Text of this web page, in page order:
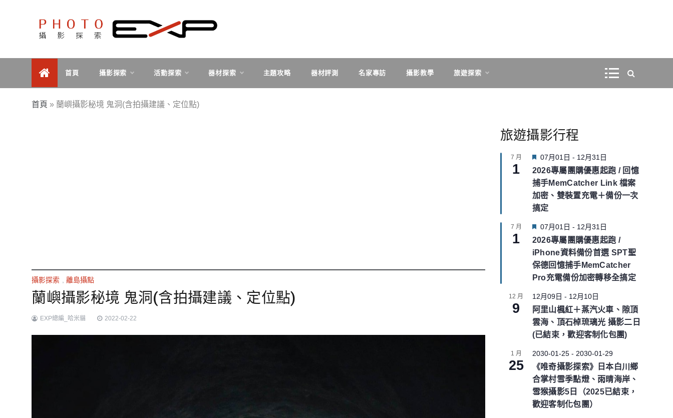
PHOTOEXP攝影探索
首頁 攝影探索 活動探索 器材探索 主題攻略 器材評測 名家專訪 攝影教學 旅遊探索
首頁 » 蘭嶼攝影秘境 鬼洞(含拍攝建議、定位點)
攝影探索 ,離島攝點
蘭嶼攝影秘境 鬼洞(含拍攝建議、定位點)
EXP總編_哈米貓 2022-02-22
旅遊攝影行程
7 月
1
F
e
a
t
u
r
e
d
07月01日 - 12月31日
2026專屬團購優惠起跑 / 回憶
捕手MemCatcher Link 檔案
加密、雙裝置充電＋備份一次
搞定
7 月
1
F
e
a
t
u
e
d
07月01日 - 12月31日
2026專屬團購優惠起跑 /
iPhone資料備份首選 SPT聖
保德回憶捕手MemCatcher
Pro充電備份加密轉移全搞定
12 月
9
12月09日 - 12月10日
阿里山楓紅＋蒸汽火車、隙頂
雲海、頂石棹琉璃光 攝影二日
(已結束，歡迎客制化包團)
1 月
25
2030-01-25- 2030-01-29
《唯奇攝影探索》日本白川鄉
合掌村雪季點燈、雨晴海岸、
雪猴攝影5日（2025已結束，
歡迎客制化包團）